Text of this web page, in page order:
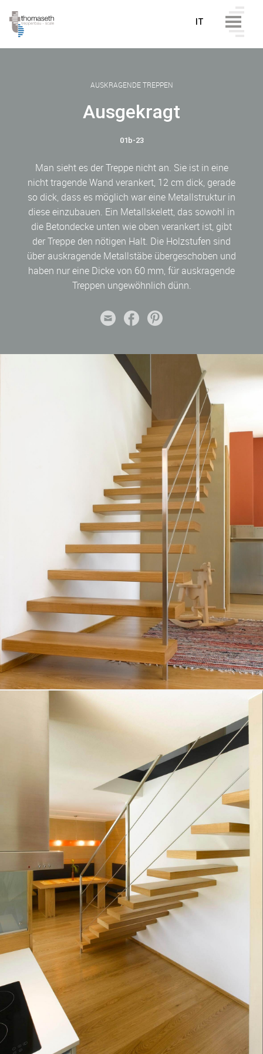
IT
AUSKRAGENDE TREPPEN
Ausgekragt
01b-23
Man sieht es der Treppe nicht an. Sie ist in eine
nicht tragende Wand verankert, 12 cm dick, gerade
so dick, dass es möglich war eine Metallstruktur in
diese einzubauen. Ein Metallskelett, das sowohl in
die Betondecke unten wie oben verankert ist, gibt
der Treppe den nötigen Halt. Die Holzstufen sind
über auskragende Metallstäbe übergeschoben und
haben nur eine Dicke von 60 mm, für auskragende
Treppen ungewöhnlich dünn.